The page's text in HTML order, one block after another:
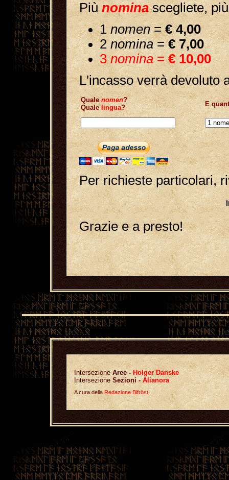
Piùnomina scegliete,
1nomen=€ 4,00
2nomina=€ 7,00
3nomina=€ 10,00
L'incasso verrà devoluto
Qualenomen?
Qualelingua? E
Per richieste particolari,
Grazie e a presto!
IntersezioneAree- Holger Danske
IntersezioneSezioni -Alianora
A cura dellaRedazione Bifröst.